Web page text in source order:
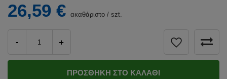
26,59 € ακαθάριστο / szt.
- +
ΠΡΟΣΘΉΚΗ ΣΤΟ ΚΑΛΆΘΙ